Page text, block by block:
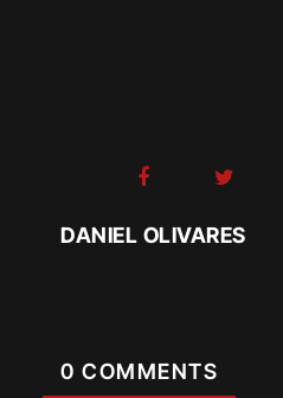
DANIEL OLIVARES
0 COMMENTS